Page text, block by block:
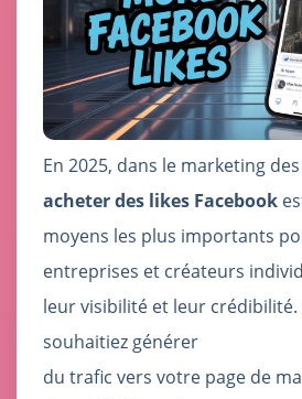
En 2025, dans le marketing
acheter des likes Facebook
moyens les plus importants
entreprises et créateurs
leur visibilité et leur crédibilité.
souhaitiez générer
du trafic vers votre page de